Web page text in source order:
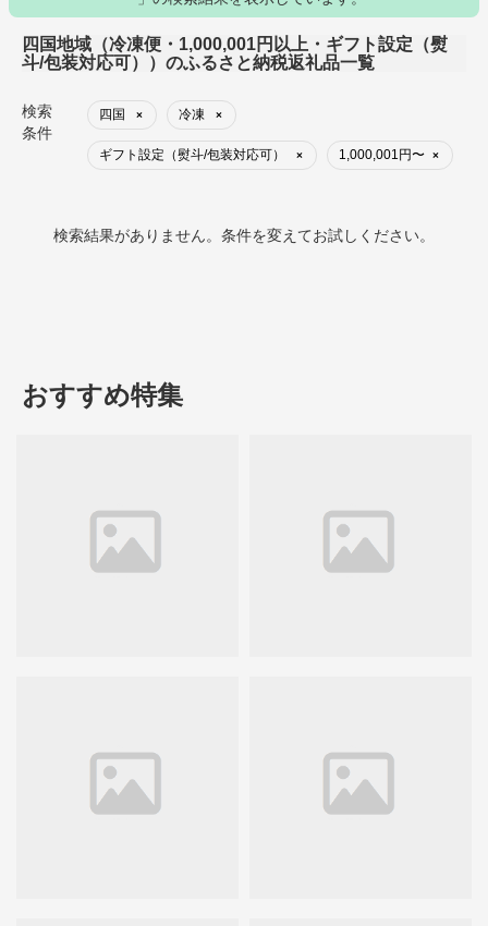
四国地域（冷凍便・1,000,001円以上・ギフト設定（熨
斗/包装対応可））のふるさと納税返礼品一覧
検索
条件
四国 × 冷凍 ×
ギフト設定（熨斗/包装対応可） × 1,000,001円〜 ×
検索結果がありません。条件を変えてお試しください。
おすすめ特集